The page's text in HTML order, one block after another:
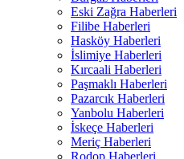
Eski Zağra Haberleri
Filibe Haberleri
Hasköy Haberleri
İslimiye Haberleri
Kırcaali Haberleri
Paşmaklı Haberleri
Pazarcık Haberleri
Yanbolu Haberleri
İskeçe Haberleri
Meriç Haberleri
Rodop Haberleri